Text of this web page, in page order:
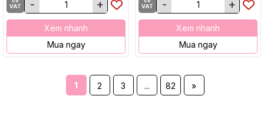
VAT
- +
Xem nhanh
Mua ngay
VAT
- +
Xem nhanh
Mua ngay
1 2 3 ... 82 »